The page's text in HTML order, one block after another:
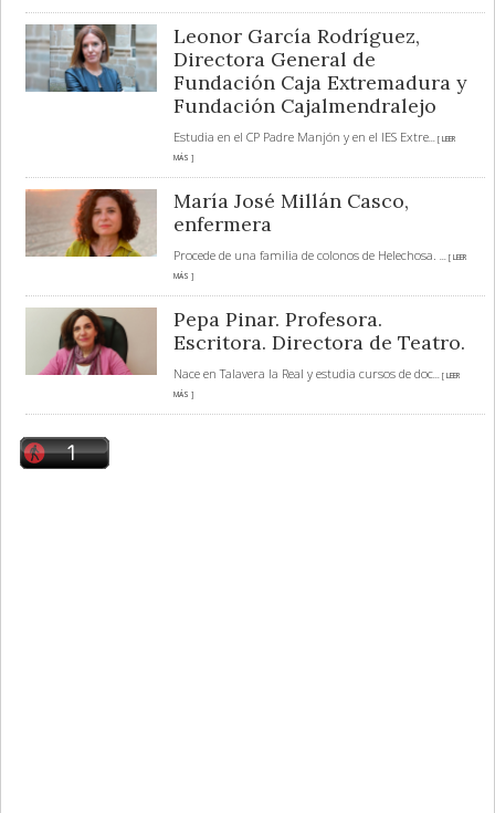
Leonor García Rodríguez,
Directora General de
Fundación Caja Extremadura y
Fundación Cajalmendralejo
Estudia en el CP Padre Manjón y en el IES Extre... [ LEER
MÁS ]
María José Millán Casco,
enfermera
Procede de una familia de colonos de Helechosa.
... [ LEER
MÁS ]
Pepa Pinar. Profesora.
Escritora. Directora de Teatro.
Nace en Talavera la Real y estudia cursos de doc... [ LEER
MÁS ]